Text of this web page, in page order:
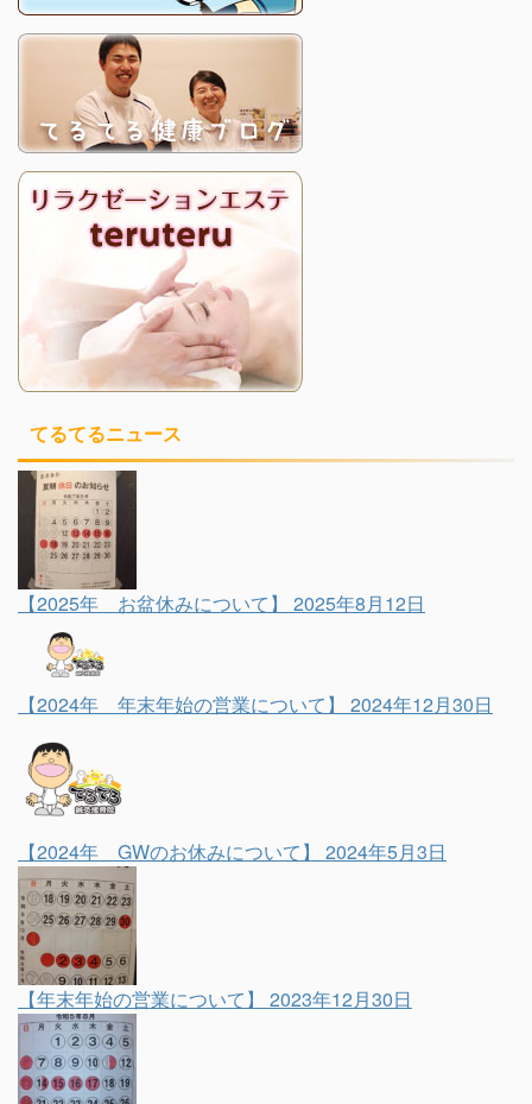
てるてるニュース
【2025年 お盆休みについて】 2025年8月12日
【2024年 年末年始の営業について】 2024年12月30日
【2024年 GWのお休みについて】 2024年5月3日
【年末年始の営業について】 2023年12月30日